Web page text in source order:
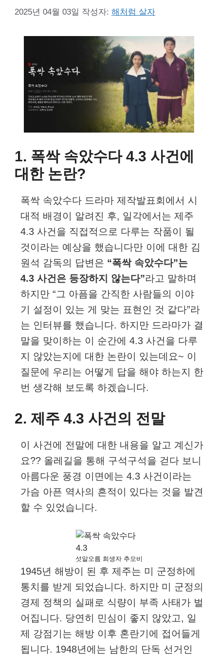
2025년 04월 03일 작성자: 해처럼 살자
1. 폭싹 속았수다 4.3 사건에
대한 논란?
폭싹 속았수다 드라마 제작발표회에서 시
대적 배경이 알려진 후, 일각에서는 제주
4.3 사건을 직접적으로 다루는 작품이 될
것이라는 예상을 했습니다만 이에 대한 김
원석 감독의 답변은 “폭싹 속았수다”는
4.3 사건은 등장하지 않는다”라고 말하며
하지만 “그 아픔을 간직한 사람들의 이야
기 설정이 있는 게 맞는 표현인 것 같다”라
는 인터뷰를 했습니다. 하지만 드라마가 결
말을 맞이하는 이 순간에 4.3 사건을 다루
지 않았는지에 대한 논란이 있는데요~ 이
질문에 우리는 어떻게 답을 해야 하는지 한
번 생각해 보도록 하겠습니다.
2. 제주 4.3 사건의 전말
이 사건에 전말에 대한 내용을 알고 계신가
요?? 올레길을 통해 구석구석을 걷다 보니
아름다운 풍경 이면에는 4.3 사건이라는
가슴 아픈 역사의 흔적이 있다는 것을 발견
할 수 있었습니다.
섯알오름 희생자 추모비
1945년 해방이 된 후 제주는 미 군정하에
통치를 받게 되었습니다. 하지만 미 군정의
경제 정책의 실패로 식량이 부족 사태가 벌
어집니다. 당연히 민심이 좋지 않았고, 일
제 강점기는 해방 이후 혼란기에 접어들게
됩니다. 1948년에는 남한의 단독 선거인